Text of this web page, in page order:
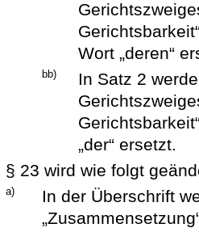
Wort „deren“
bb)
In Satz 2
„der“ ersetzt.
§ 23 wird wie folgt
a)
In der Überschrift